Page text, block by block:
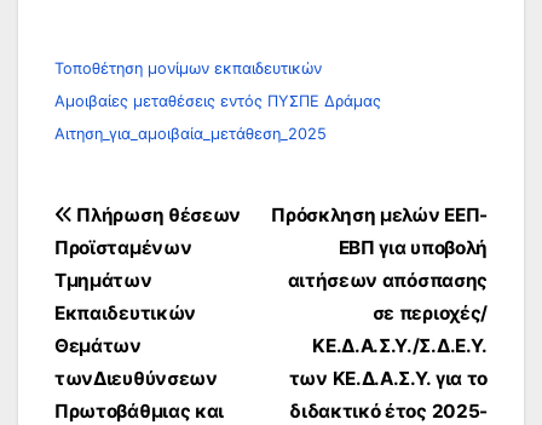
Τοποθέτηση μονίμων εκπαιδευτικών
Αμοιβαίες μεταθέσεις εντός ΠΥΣΠΕ Δράμας
Αιτηση_για_αμοιβαία_μετάθεση_2025
Πλοήγηση
άρθρων
Πρόσκληση μελών ΕΕΠ-
ΕΒΠ για υποβολή
αιτήσεων απόσπασης
σε περιοχές/
ΚΕ.Δ.Α.Σ.Υ./Σ.Δ.Ε.Υ.
των ΚΕ.Δ.Α.Σ.Υ. για το
διδακτικό έτος 2025-
Πλήρωση θέσεων
Προϊσταμένων
Τμημάτων
Εκπαιδευτικών
Θεμάτων
τωνΔιευθύνσεων
Πρωτοβάθμιας και